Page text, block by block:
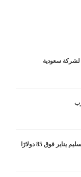
لشركة سعودية
فوق 85 دولارًا